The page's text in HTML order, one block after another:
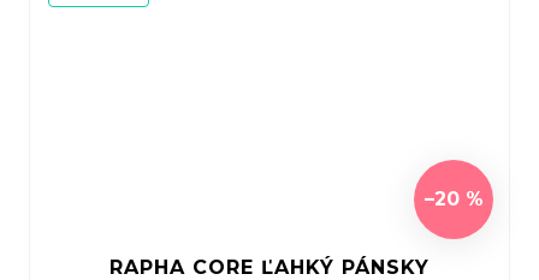
–20 %
RAPHA CORE ĽAHKÝ PÁNSKY